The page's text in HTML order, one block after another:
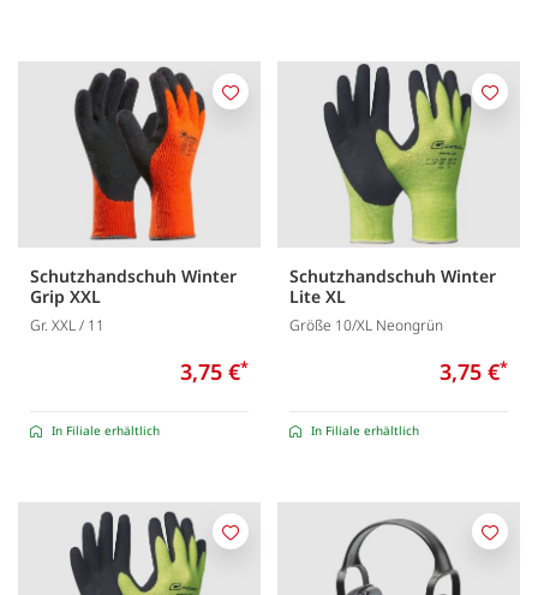
Schutzhandschuh Winter
Grip XXL
Gr. XXL / 11
3,75 €*
In Filiale erhältlich
Merken
Schutzhandschuh Winter
Lite XL
Größe 10/XL Neongrün
3,75 €*
In Filiale erhältlich
Merken